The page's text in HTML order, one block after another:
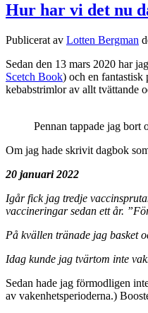
Hur har vi det nu
Publicerat av Lotten Bergman
Sedan den 13 mars 2020 har
Scetch Book) och en fantastisk
kebabstrimlor av allt tvättande
Pennan tappade jag bort
Om jag hade skrivit dagbok
20 januari 2022
Igår fick jag tredje
vaccineringar sedan ett år.
På kvällen tränade jag basket
Idag kunde jag tvärtom inte
Sedan hade jag förmodligen
av vakenhetsperioderna.)